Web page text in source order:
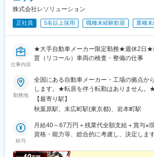
株式会社レソリューション
正社員 5名以上採用 職種未経験歓迎 業種未
仕事内容
★大手自動車メーカー限定勤務★週休2日
置（リコール）車両の検査・整備の仕事
勤務地
全国にある自動車メーカー・工場の拠点か
します。★転居を伴う転勤はありません。
らのご応募も歓迎！引越など赴任に伴う費
ます（会社規定による）。★請負先やお客
東】東京、神奈川、埼玉、千葉、茨城、栃
海・北信越】愛知、岐阜、静岡、三重、新
国・四国】広島、山口、岡山、鳥取、島根
【最寄り駅】
秋葉原駅、末広町駅(東京都)、岩本町駅
給与
月給40～67万円＋残業代全額支給＋賞与※
資格・能力等、総合的に考慮し、決定しま
ます。【年収例】◆540万円／メーカーリ